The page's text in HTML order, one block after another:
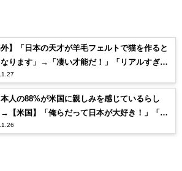
外】「日本の天才が羊毛フェルトで猫を作ると
なります」→「凄い才能だ！」「リアルすぎて
」
本人の88%が米国に親しみを感じているらし
【米国】「俺らだって日本が大好き！」「日
高の同盟国だ！」